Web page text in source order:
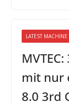
LATEST
mit nur
8.0 3rd